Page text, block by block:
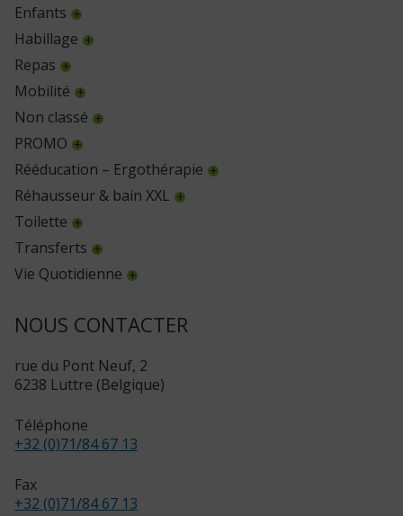
Enfants
Habillage
Repas
Mobilité
Non classé
PROMO
Rééducation – Ergothérapie
Réhausseur & bain XXL
Toilette
Transferts
Vie Quotidienne
NOUS CONTACTER
rue du Pont Neuf, 2
6238 Luttre (Belgique)
Téléphone
+32 (0)71/84 67 13
Fax
+32 (0)71/84 67 13